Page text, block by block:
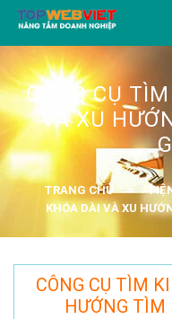
CÔNG CỤ
VÀ XU
TRANG CHỦ
KHÓA DÀI VÀ XU
CÔNG CỤ TÌM
HƯỚNG TÌM